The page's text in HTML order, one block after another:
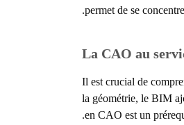
permet de se
La CAO au
Il est crucial de
la géométrie, le BIM
en CAO est un